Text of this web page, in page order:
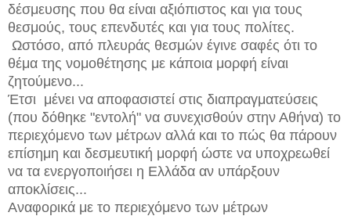
δέσμευσης που θα είναι αξιόπιστος και για τους
θεσμούς, τους επενδυτές και για τους πολίτες.
Ωστόσο, από πλευράς θεσμών έγινε σαφές ότι το
θέμα της νομοθέτησης με κάποια μορφή είναι
ζητούμενο...
Έτσι μένει να αποφασιστεί στις διαπραγματεύσεις
(που δόθηκε "εντολή" να συνεχισθούν στην Αθήνα) το
περιεχόμενο των μέτρων αλλά και το πώς θα πάρουν
επίσημη και δεσμευτική μορφή ώστε να υποχρεωθεί
να τα ενεργοποιήσει η Ελλάδα αν υπάρξουν
αποκλίσεις...
Αναφορικά με το περιεχόμενο των μέτρων